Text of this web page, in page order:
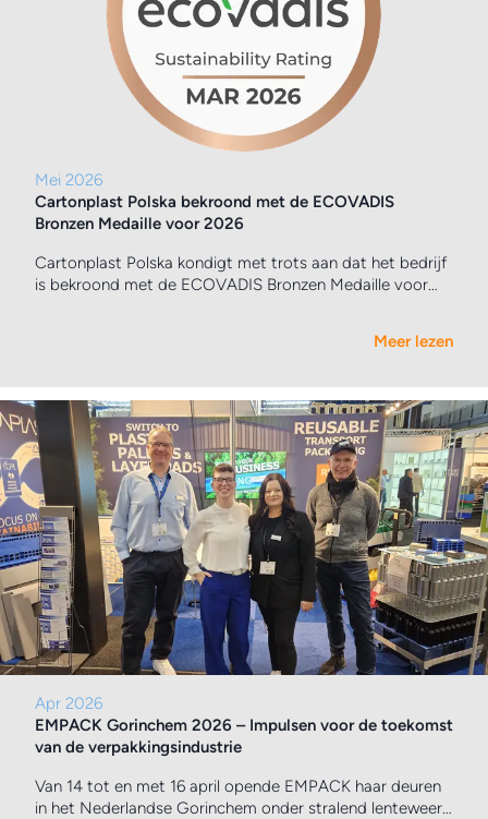
Mei 2026
Cartonplast Polska bekroond met de ECOVADIS
Bronzen Medaille voor 2026
Cartonplast Polska kondigt met trots aan dat het bedrijf
is bekroond met de ECOVADIS Bronzen Medaille voor
Meer lezen
Apr 2026
EMPACK Gorinchem 2026 – Impulsen voor de toekomst
van de verpakkingsindustrie
Van 14 tot en met 16 april opende EMPACK haar deuren
in het Nederlandse Gorinchem onder stralend lenteweer